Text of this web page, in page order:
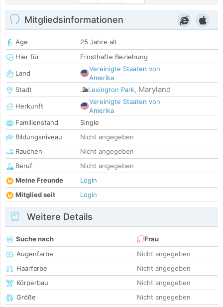
Mitgliedsinformationen
Age
25 Jahre alt
Hier für
Ernsthafte Beziehung
Land
Vereinigte Staaten von
Amerika
Stadt
Lexington Park, Maryland
Herkunft
Vereinigte Staaten von
Amerika
Familienstand
Single
Bildungsniveau
Nicht angegeben
Rauchen
Nicht angegeben
Beruf
Nicht angegeben
Meine Freunde
Login
Mitglied seit
Login
Weitere Details
Suche nach
Frau
Augenfarbe
Nicht angegeben
Haarfarbe
Nicht angegeben
Körperbau
Nicht angegeben
Größe
Nicht angegeben